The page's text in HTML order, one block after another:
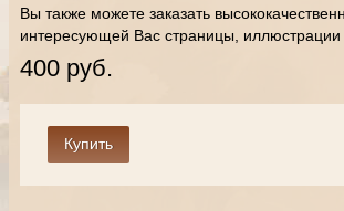
Вы также можете заказать
интересующей Вас страницы, иллюстрации
400 руб.